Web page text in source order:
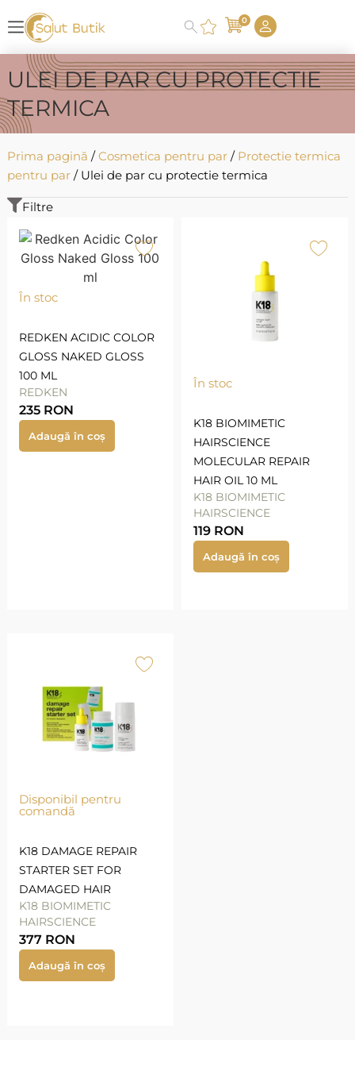
0
ULEI DE PAR CU PROTECTIE
TERMICA
Prima pagină /Cosmetica pentru par/ Protectie termica
pentru par/ Ulei de par cu protectie termica
Filtre
În stoc
REDKEN ACIDIC COLOR
GLOSS NAKED GLOSS
100 ML
REDKEN
235 RON
Adaugă în coș
În stoc
K18 BIOMIMETIC
HAIRSCIENCE
MOLECULAR REPAIR
HAIR OIL 10 ML
K18 BIOMIMETIC
HAIRSCIENCE
119 RON
Adaugă în coș
Disponibil pentru
comandă
K18 DAMAGE REPAIR
STARTER SET FOR
DAMAGED HAIR
K18 BIOMIMETIC
HAIRSCIENCE
377 RON
Adaugă în coș